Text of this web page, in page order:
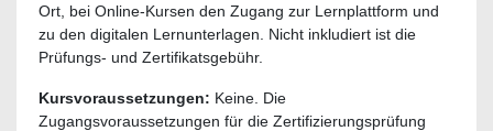
Ort, bei Online-Kursen den Zugang zur Lernplattform und
zu den digitalen Lernunterlagen. Nicht inkludiert ist die
Prüfungs- und Zertifikatsgebühr.
Kursvoraussetzungen: Keine. Die
Zugangsvoraussetzungen für die Zertifizierungsprüfung